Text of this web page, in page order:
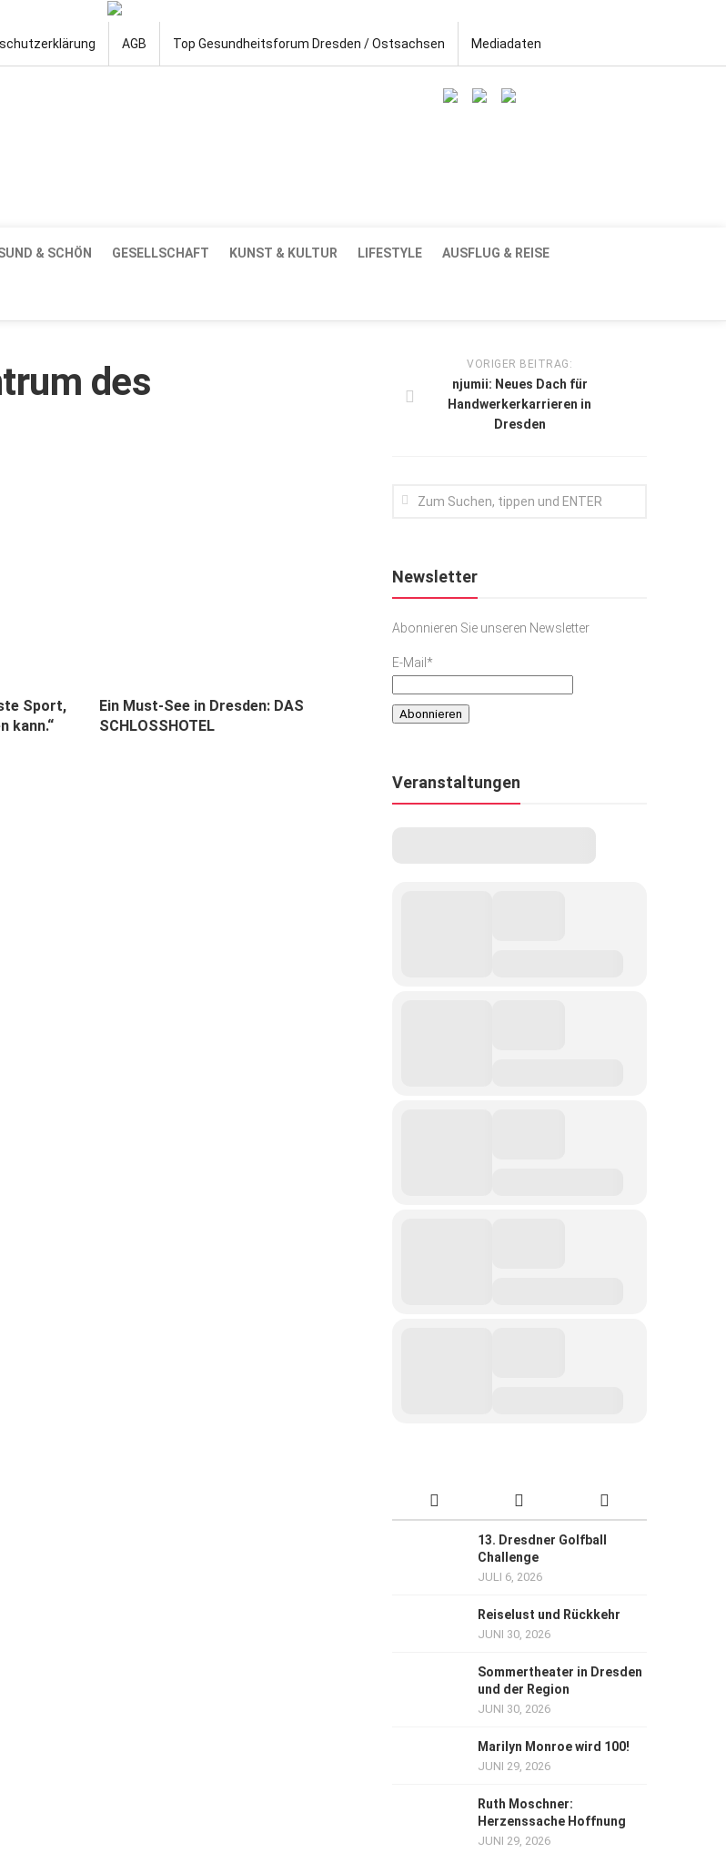
AGB Top Gesundheitsforum Dresden / Ostsachsen Mediadaten
& SCHÖN GESELLSCHAFT KUNST & KULTUR LIFESTYLE AUSFLUG & REISE
des
Sport,
kann.“
Ein Must-See in Dresden: DAS
SCHLOSSHOTEL
VORIGER BEITRAG:
njumii: Neues Dach für
Handwerkerkarrieren in
Dresden
Newsletter
Abonnieren Sie unseren Newsletter
E-Mail*
Veranstaltungen
13. Dresdner Golfball
Challenge
JULI 6, 2026
Reiselust und Rückkehr
JUNI 30, 2026
Sommertheater in Dresden
und der Region
JUNI 30, 2026
Marilyn Monroe wird 100!
JUNI 29, 2026
Ruth Moschner:
Herzenssache Hoffnung
JUNI 29, 2026